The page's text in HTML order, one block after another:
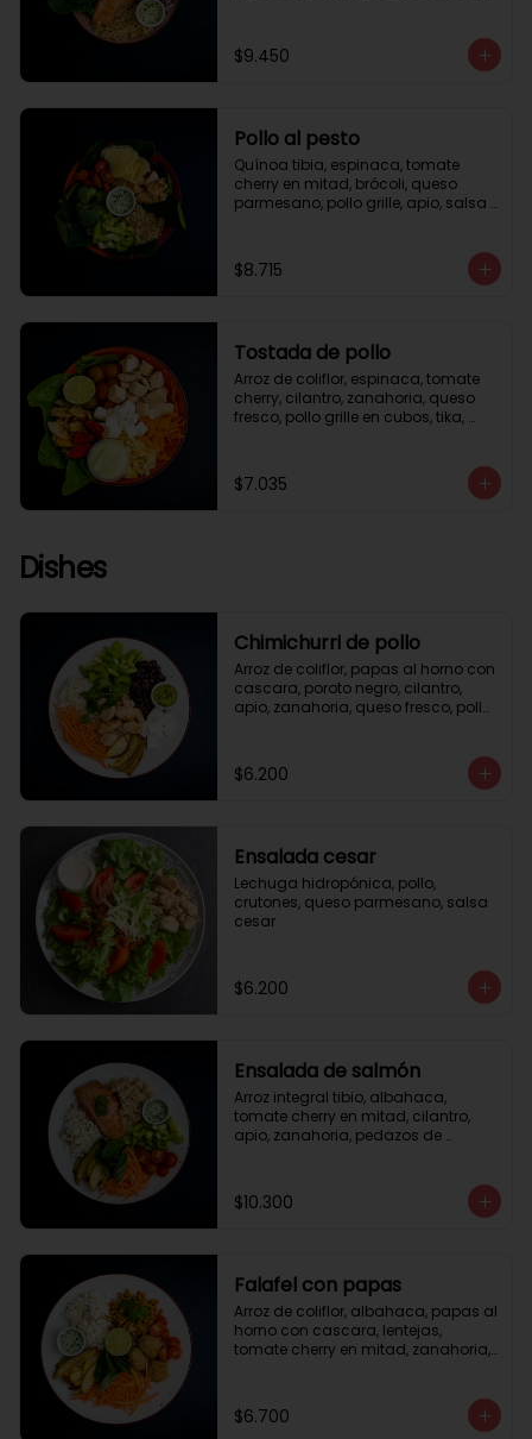
$9.450
Pollo al pesto
Quínoa tibia, espinaca, tomate
cherry en mitad, brócoli, queso
parmesano, pollo grille, apio, salsa
$8.715
Tostada de pollo
Arroz de coliflor, espinaca, tomate
cherry, cilantro, zanahoria, queso
fresco, pollo grille en cubos, tika,
$7.035
Dishes
Chimichurri de pollo
Arroz de coliflor, papas al horno con
cascara, poroto negro, cilantro,
apio, zanahoria, queso fresco, pollo
$6.200
Ensalada cesar
Lechuga hidropónica, pollo,
crutones, queso parmesano, salsa
cesar
$6.200
Ensalada de salmón
Arroz integral tibio, albahaca,
tomate cherry en mitad, cilantro,
apio, zanahoria, pedazos de
verde, limón.
$10.300
Falafel con papas
Arroz de coliflor, albahaca, papas al
horno con cascara, lentejas,
tomate cherry en mitad, zanahoria,
$6.700